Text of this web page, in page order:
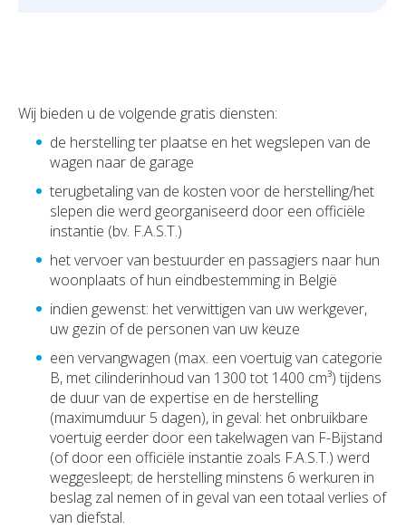
Wij bieden u de volgende gratis diensten:
de herstelling ter plaatse en het wegslepen van de
wagen naar de garage
terugbetaling van de kosten voor de herstelling/het
slepen die werd georganiseerd door een officiële
instantie (bv. F.A.S.T.)
het vervoer van bestuurder en passagiers naar hun
woonplaats of hun eindbestemming in België
indien gewenst: het verwittigen van uw werkgever,
uw gezin of de personen van uw keuze
een vervangwagen (max. een voertuig van categorie
B, met cilinderinhoud van 1300 tot 1400 cm³) tijdens
de duur van de expertise en de herstelling
(maximumduur 5 dagen), in geval: het onbruikbare
voertuig eerder door een takelwagen van F-Bijstand
(of door een officiële instantie zoals F.A.S.T.) werd
weggesleept; de herstelling minstens 6 werkuren in
beslag zal nemen of in geval van een totaal verlies of
van diefstal.